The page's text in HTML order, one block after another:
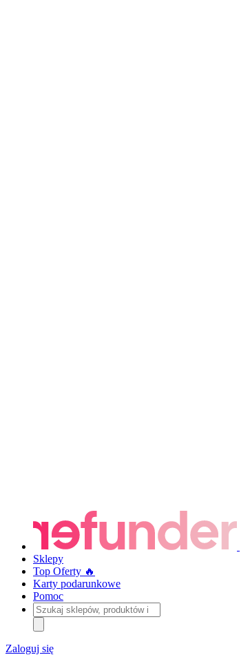
Sklepy
Top Oferty 🔥
Karty podarunkowe
Pomoc
Szukaj
sklepów,
produktów
i
kategorii
Zaloguj się